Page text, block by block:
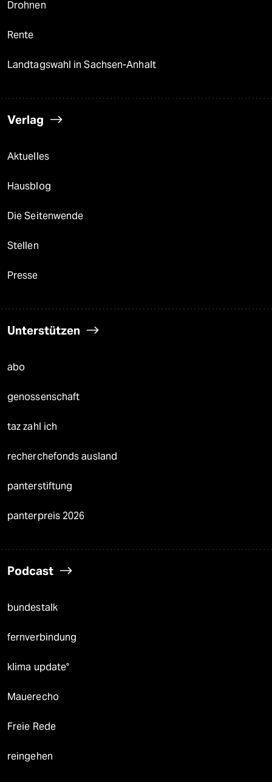
Drohnen
Rente
Landtagswahl in Sachsen-Anhalt
Verlag
Aktuelles
Hausblog
Die Seitenwende
Stellen
Presse
Unterstützen
abo
genossenschaft
taz zahl ich
recherchefonds ausland
panterstiftung
panterpreis 2026
Podcast
bundestalk
fernverbindung
klima update°
Mauerecho
Freie Rede
reingehen